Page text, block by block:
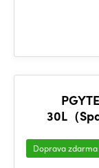
30L（
Doprava zdarma